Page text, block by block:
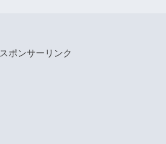
スポンサーリンク